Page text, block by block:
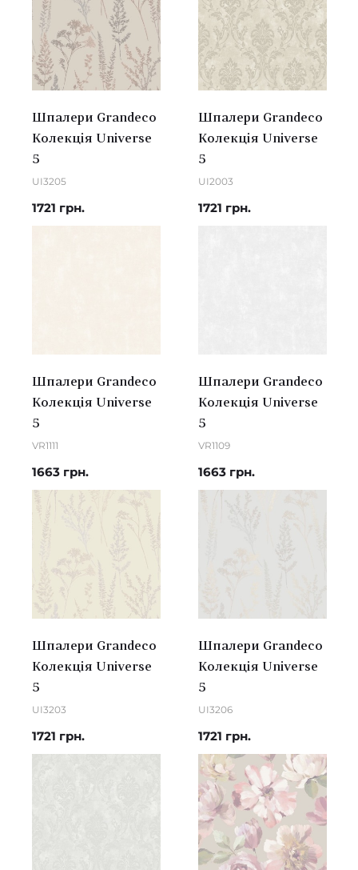
Шпалери Grandeco
Колекція Universe
5
UI3205
1721 грн.
Шпалери Grandeco
Колекція Universe
5
UI2003
1721 грн.
Шпалери Grandeco
Колекція Universe
5
VR1111
1663 грн.
Шпалери Grandeco
Колекція Universe
5
VR1109
1663 грн.
Шпалери Grandeco
Колекція Universe
5
UI3203
1721 грн.
Шпалери Grandeco
Колекція Universe
5
UI3206
1721 грн.